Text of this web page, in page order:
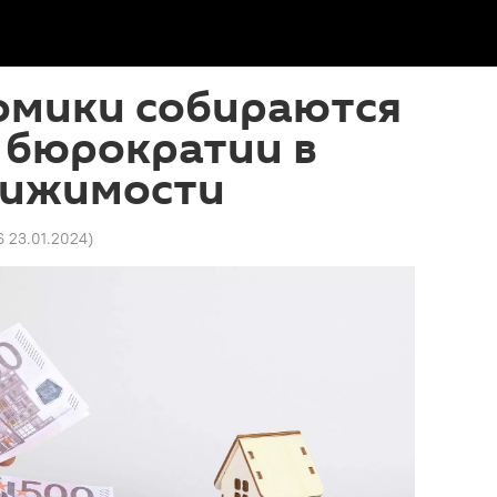
собираются
в
23.01.2024)